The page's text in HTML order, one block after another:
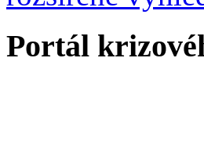
Portál